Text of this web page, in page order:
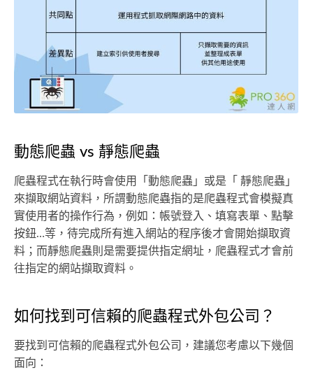
動態爬蟲 vs 靜態爬蟲
爬蟲程式在執行時會使用「動態爬蟲」或是「 靜態爬蟲」
來擷取網站資料，所謂動態爬蟲指的是爬蟲程式會模擬真
實使用者的操作行為，例如：帳號登入、填寫表單、點擊
按鈕…等，待完成所有進入網站的程序後才會開始擷取資
料；而靜態爬蟲則是需要提供指定網址，爬蟲程式才會前
往指定的網站擷取資料。
如何找到可信賴的爬蟲程式外包公司？
要找到可信賴的爬蟲程式外包公司，建議您考慮以下幾個
面向：